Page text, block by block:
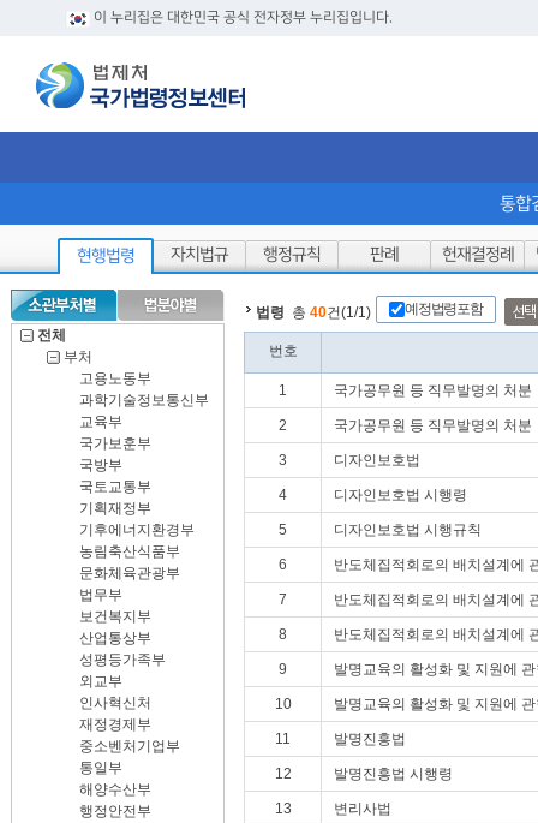
이 누리집은 대한민국 공식 전자정부 누리집입니다.
통합
현행법령 자치법규 행정규칙 판례 헌재결정례
전체
부처
고용노동부
과학기술정보통신부
교육부
국가보훈부
국방부
국토교통부
기획재정부
기후에너지환경부
농림축산식품부
문화체육관광부
법무부
보건복지부
산업통상부
성평등가족부
외교부
인사혁신처
재정경제부
중소벤처기업부
통일부
해양수산부
행정안전부
법령 총 40건(1/1) 예정법령포함 선택
번호
1 국가공무원 등 직무발명의 처
2 국가공무원 등 직무발명의 처
3 디자인보호법
4 디자인보호법 시행령
5 디자인보호법 시행규칙
6 반도체집적회로의 배치설계에
7 반도체집적회로의 배치설계에
8 반도체집적회로의 배치설계에
9 발명교육의 활성화 및 지원에
10 발명교육의 활성화 및 지원에
11 발명진흥법
12 발명진흥법 시행령
13 변리사법